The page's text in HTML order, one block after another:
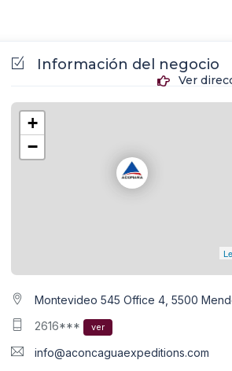
Información del negocio
Ver
+
−
Montevideo 545 Office 4, 5500
2616***
ver
info@aconcaguaexpeditions.com